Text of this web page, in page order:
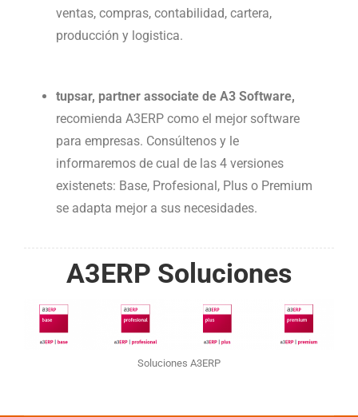
ventas, compras, contabilidad, cartera,
producción y logistica.
tupsar, partner associate de A3 Software,
recomienda A3ERP como el mejor software
para empresas. Consúltenos y le
informaremos de cual de las 4 versiones
existenets: Base, Profesional, Plus o Premium
se adapta mejor a sus necesidades.
A3ERP Soluciones
Soluciones A3ERP